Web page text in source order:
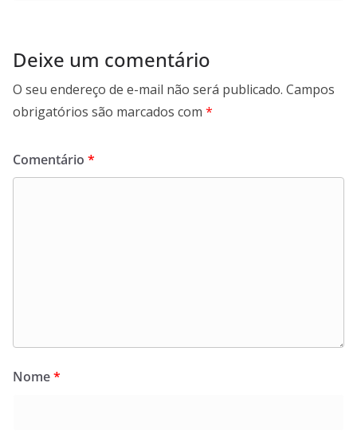
Deixe um comentário
O seu endereço de e-mail não será publicado. Campos
obrigatórios são marcados com *
Comentário *
Nome*